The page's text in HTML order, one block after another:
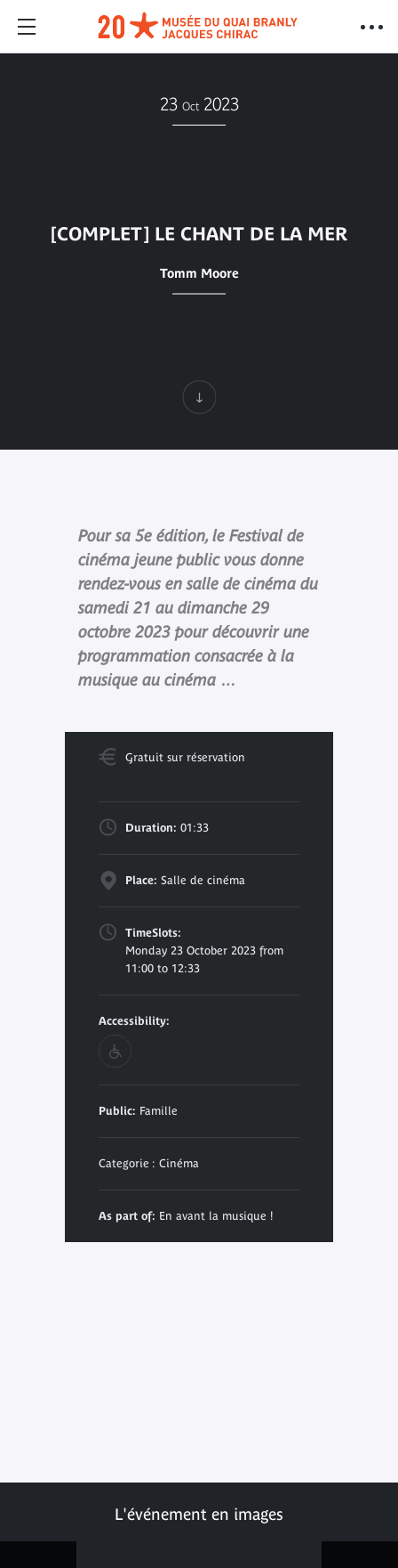
23 Oct 2023
[COMPLET] LE CHANT DE LA MER
Tomm Moore
Pour sa 5e édition, le Festival de
cinéma jeune public vous donne
rendez-vous en salle de cinéma du
samedi 21 au dimanche 29
octobre 2023 pour découvrir une
programmation consacrée à la
musique au cinéma …
Gratuit sur réservation
Duration: 01:33
Place: Salle de cinéma
TimeSlots:
Monday 23 October 2023 from
11:00 to 12:33
Accessibility:
Public: Famille
Categorie : Cinéma
As part of: En avant la musique !
L'événement en images